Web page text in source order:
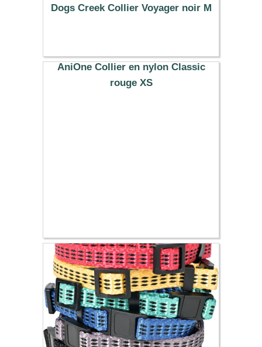
Dogs Creek Collier Voyager noir M
23.99 €
AniOne Collier en nylon Classic
rouge XS